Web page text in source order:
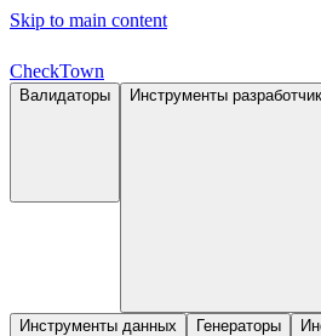
Skip to main content
CheckTown
Валидаторы Инструменты
Инструменты данных Генераторы